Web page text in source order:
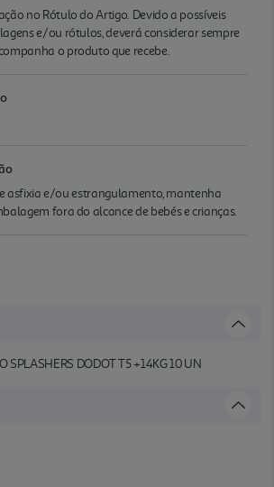
no Rótulo do Artigo. Devido a possíveis
e/ou rótulos, deverá considerar sempre
o produto que recebe.
asfixia e/ou estrangulamento, mantenha
fora do alcance de bebés e crianças.
SPLASHERS DODOT T5 +14KG 10 UN